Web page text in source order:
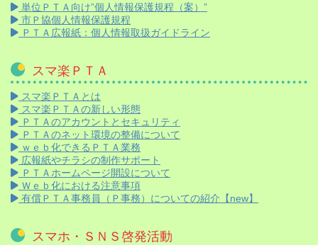
単位ＰＴＡ向け”個人情報保護規程（案）”
市Ｐ協個人情報保護規程
ＰＴＡ広報紙：個人情報取扱ガイドライン
スマ楽ＰＴＡ
スマ楽ＰＴＡとは
スマ楽ＰＴＡの新しい形態
ＰＴＡのアカウントとセキュリティ
ＰＴＡのネット環境の整備について
ｗｅｂ化できるＰＴＡ業務
広報紙やチラシの制作サポート
ＰＴＡホームページ開設について
Ｗｅｂ化における注意事項
有償ＰＴＡ事務員（Ｐ事務）についての紹介【new】
スマホ・ＳＮＳ啓発活動